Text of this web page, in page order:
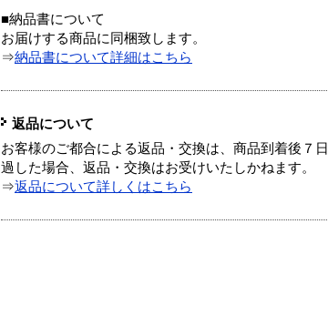
■納品書について
お届けする商品に同梱致します。
⇒納品書について詳細はこちら
返品について
お客様のご都合による返品・交換は、商品到着後７
過した場合、返品・交換はお受けいたしかねます。
⇒返品について詳しくはこちら